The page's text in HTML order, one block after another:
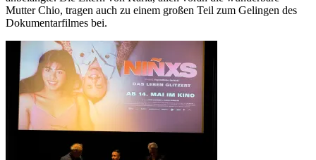
Mutter Chio, tragen auch zu einem großen Teil zum Gelingen des
Dokumentarfilmes bei.